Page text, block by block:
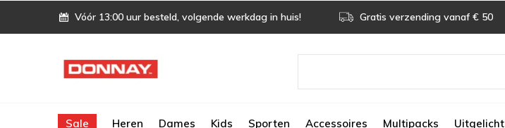
Sale Heren Dames Kids Sporten Accessoires Multipacks Uitgelicht
Vóór 13:00 uur besteld, volgende werkdag in huis! Gratis verzending vanaf € 50